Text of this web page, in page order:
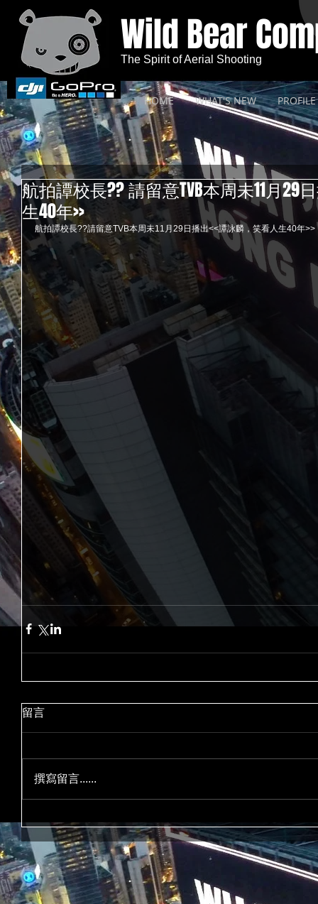
HOME WHAT'S NEW PROFILE
Wild Bear
The Spirit of Aerial Shooting
航拍譚校長?? 請留意TVB本周未11月29
生40年>>
航拍譚校長??請留意TVB本周未11月29日播出<<譚詠麟，笑看人生40年
留言
撰寫留言......